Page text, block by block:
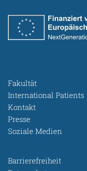
Fakultät
International Patients
Kontakt
Presse
Soziale Medien
Barrierefreiheit